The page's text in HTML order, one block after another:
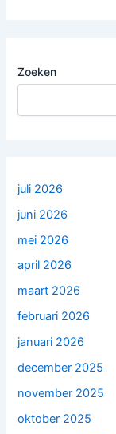
Zoeken
juli 2026
juni 2026
mei 2026
april 2026
maart 2026
februari 2026
januari 2026
december 2025
november 2025
oktober 2025